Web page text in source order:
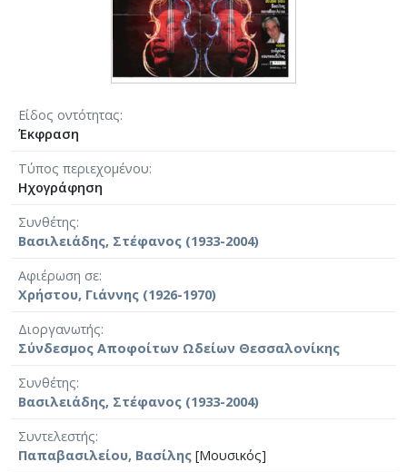
Είδος οντότητας
Έκφραση
Τύπος περιεχομένου
Ηχογράφηση
Συνθέτης
Βασιλειάδης, Στέφανος (1933-2004)
Αφιέρωση σε
Χρήστου, Γιάννης (1926-1970)
Διοργανωτής
Σύνδεσμος Αποφοίτων Ωδείων Θεσσαλονίκης
Συνθέτης
Βασιλειάδης, Στέφανος (1933-2004)
Συντελεστής
Παπαβασιλείου, Βασίλης [Μουσικός]